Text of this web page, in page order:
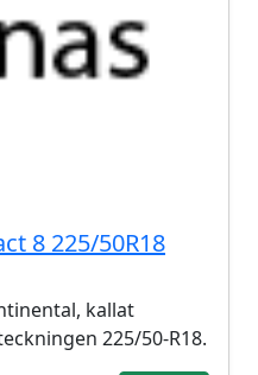
8 225/50R18
kallat
225/50-R18.